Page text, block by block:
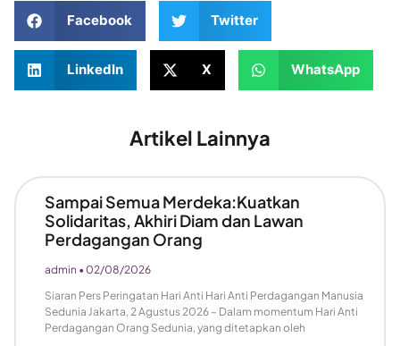
Facebook Twitter
LinkedIn X WhatsApp
Artikel Lainnya
Sampai Semua Merdeka:Kuatkan
Solidaritas, Akhiri Diam dan Lawan
Perdagangan Orang
admin
02/08/2026
Siaran Pers Peringatan Hari Anti Hari Anti Perdagangan Manusia
Sedunia Jakarta, 2 Agustus 2026 – Dalam momentum Hari Anti
Perdagangan Orang Sedunia, yang ditetapkan oleh